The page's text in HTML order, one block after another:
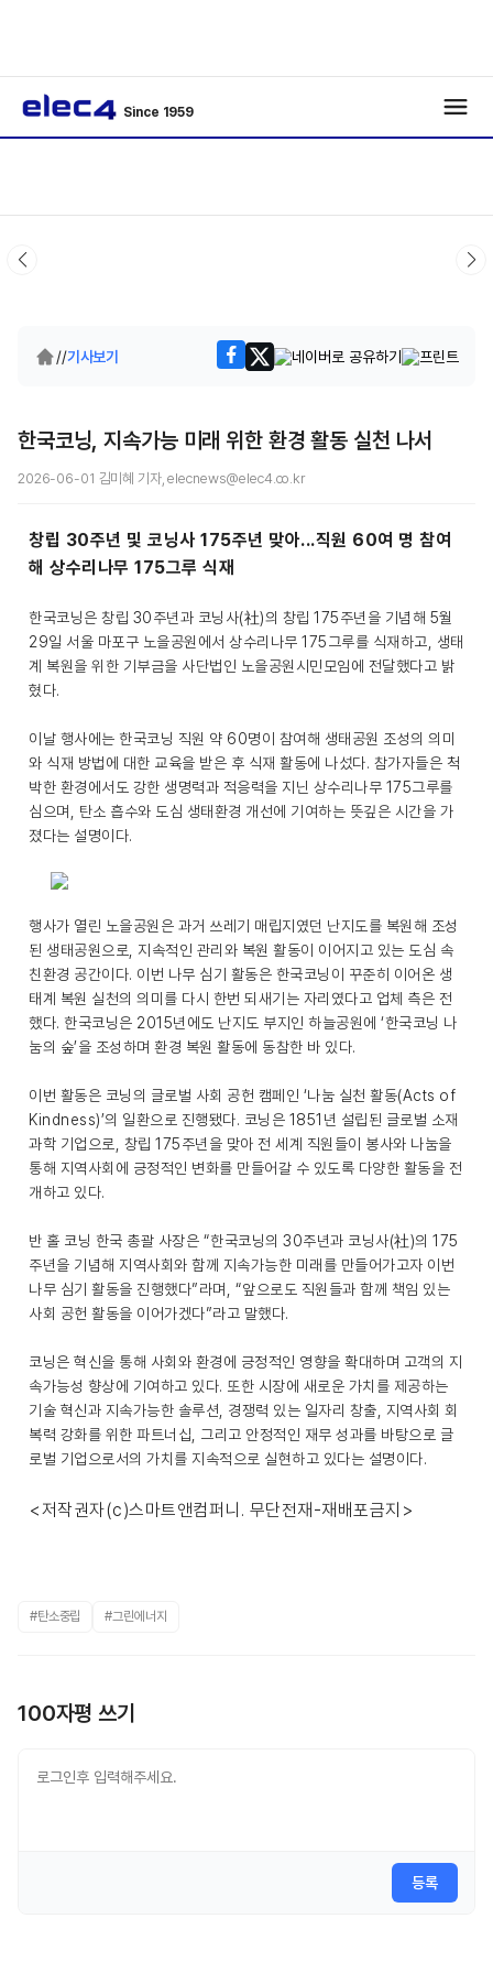
Since 1959
//기사보기
한국코닝, 지속가능 미래 위한 환경 활동 실천 나서
2026-06-01 김미혜 기자, elecnews@elec4.co.kr
창립 30주년 및 코닝사 175주년 맞아...직원 60여 명 참여
해 상수리나무 175그루 식재
한국코닝은 창립 30주년과 코닝사(社)의 창립 175주년을 기념해 5월
29일 서울 마포구 노을공원에서 상수리나무 175그루를 식재하고, 생태
계 복원을 위한 기부금을 사단법인 노을공원시민모임에 전달했다고 밝
혔다.
이날 행사에는 한국코닝 직원 약 60명이 참여해 생태공원 조성의 의미
와 식재 방법에 대한 교육을 받은 후 식재 활동에 나섰다. 참가자들은 척
박한 환경에서도 강한 생명력과 적응력을 지닌 상수리나무 175그루를
심으며, 탄소 흡수와 도심 생태환경 개선에 기여하는 뜻깊은 시간을 가
졌다는 설명이다.
행사가 열린 노을공원은 과거 쓰레기 매립지였던 난지도를 복원해 조성
된 생태공원으로, 지속적인 관리와 복원 활동이 이어지고 있는 도심 속
친환경 공간이다. 이번 나무 심기 활동은 한국코닝이 꾸준히 이어온 생
태계 복원 실천의 의미를 다시 한번 되새기는 자리였다고 업체 측은 전
했다. 한국코닝은 2015년에도 난지도 부지인 하늘공원에 ‘한국코닝 나
눔의 숲’을 조성하며 환경 복원 활동에 동참한 바 있다.
이번 활동은 코닝의 글로벌 사회 공헌 캠페인 ‘나눔 실천 활동(Acts of
Kindness)’의 일환으로 진행됐다. 코닝은 1851년 설립된 글로벌 소재
과학 기업으로, 창립 175주년을 맞아 전 세계 직원들이 봉사와 나눔을
통해 지역사회에 긍정적인 변화를 만들어갈 수 있도록 다양한 활동을 전
개하고 있다.
반 홀 코닝 한국 총괄 사장은 “한국코닝의 30주년과 코닝사(社)의 175
주년을 기념해 지역사회와 함께 지속가능한 미래를 만들어가고자 이번
나무 심기 활동을 진행했다”라며, “앞으로도 직원들과 함께 책임 있는
사회 공헌 활동을 이어가겠다”라고 말했다.
코닝은 혁신을 통해 사회와 환경에 긍정적인 영향을 확대하며 고객의 지
속가능성 향상에 기여하고 있다. 또한 시장에 새로운 가치를 제공하는
기술 혁신과 지속가능한 솔루션, 경쟁력 있는 일자리 창출, 지역사회 회
복력 강화를 위한 파트너십, 그리고 안정적인 재무 성과를 바탕으로 글
로벌 기업으로서의 가치를 지속적으로 실현하고 있다는 설명이다.
<저작권자(c)스마트앤컴퍼니. 무단전재-재배포금지>
#탄소중립 #그린에너지
100자평 쓰기
등록